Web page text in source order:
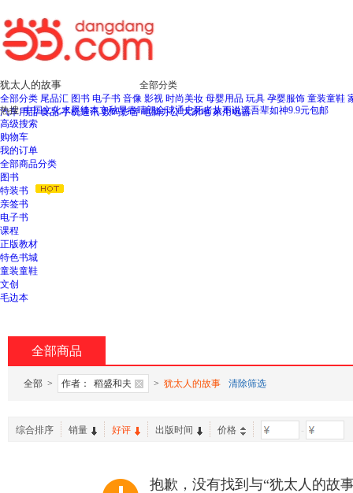
全部分类
全部分类 尾品汇 图书 电子书 音像 影视 时尚美妆 母婴用品 玩具 孕婴服饰 童装童鞋
汽车用品 食品 手机通讯 数码影音 电脑办公 大家电 家用电器
热搜:中国文化水墨绘本立秋早春晴朗全球通史死者从不说谎吾辈如神9.9元包邮
高级搜索
购物车
我的订单
全部商品分类
图书
特装书
亲签书
电子书
课程
正版教材
特色书城
童装童鞋
文创
毛边本
全部商品
全部 > 作者： 稻盛和夫 > 犹太人的故事 清除筛选
综合排序 销量 好评 出版时间 价格 -
抱歉，没有找到与“犹太人的故
窗
口
打
开
障
碍
说
明
页
面,
按
Ctrl
加
波
浪
键
打
开
导
盲
模